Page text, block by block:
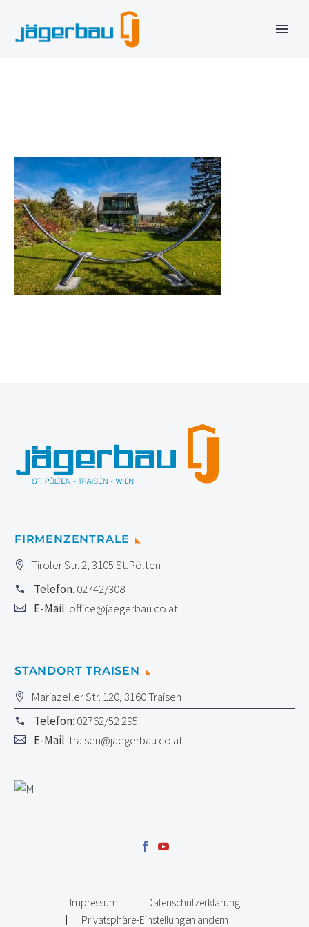
FIRMENZENTRALE
Tiroler Str. 2, 3105 St.Pölten
Telefon: 02742/308
E-Mail: office@jaegerbau.co.at
STANDORT TRAISEN
Mariazeller Str. 120, 3160 Traisen
Telefon: 02762/52 295
E-Mail:traisen@jaegerbau.co.at
Impressum
Datenschutzerklärung
Privatsphäre-Einstellungen ändern